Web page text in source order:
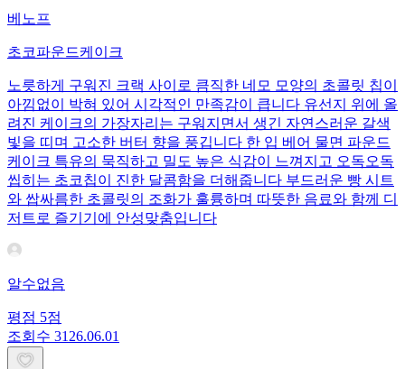
베노프
초코파운드케이크
노릇하게 구워진 크랙 사이로 큼직한 네모 모양의 초콜릿 칩이
아낌없이 박혀 있어 시각적인 만족감이 큽니다 유선지 위에 올
려진 케이크의 가장자리는 구워지면서 생긴 자연스러운 갈색
빛을 띠며 고소한 버터 향을 풍깁니다 한 입 베어 물면 파운드
케이크 특유의 묵직하고 밀도 높은 식감이 느껴지고 오독오독
씹히는 초코칩이 진한 달콤함을 더해줍니다 부드러운 빵 시트
와 쌉싸름한 초콜릿의 조화가 훌륭하며 따뜻한 음료와 함께 디
저트로 즐기기에 안성맞춤입니다
알수없음
평점 5점
조회수 31 26.06.01